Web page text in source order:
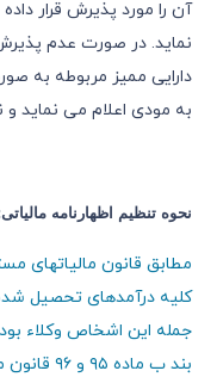
آن را مورد پذیرش قرار
نماید. در صورت عدم پذیرش
دارایی ممیز مربوطه به
به مودی اعلام می نماید
نحوه تنظیم اظهارنامه
مطابق قانون مالیاتهای
کلیه درآمدهای تحصیل
جمله این اشخاص وکلاء
بند ب ماده ۹۵ و ۹۶ قانون مذکور از آن نام برده شده است.